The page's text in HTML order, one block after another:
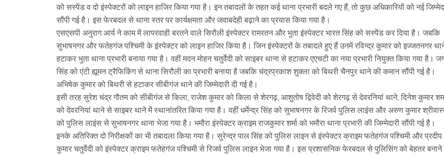
को सस्पेंड व दो इंस्पेक्टरों को लाइन हाजिर किया गया है। इन तबादलों के तहत कई थाना प्रभारी बदले गए हैं, तो कुछ अधिकारियों को नई
सौंपी गई है। इस फेरबदल से थाना स्तर पर कार्यक्षमता और जवाबदेही बढ़ाने का प्रयास किया गया है।
एसएसपी अनुराग आर्य ने काम में लापरवाही बरतने वाले सिरौली इंस्पेक्टर रामरतन और भुता इंस्पेक्टर भारत सिंह को सस्पेंड कर दिया है। जबकि
सुभाषनगर और फतेहगंज पश्चिमी के इंस्पेक्टर को लाइन हाजिर किया है। जिन इंस्पेक्टरों के तबादले हुए हैं उनमें रविन्द्र कुमार को इज्जतनगर
हटाकर भुता थाना प्रभारी बनाया गया है। वहीं मदन मोहन चतुर्वेदी को साइबर थाना से हटाकर एएचटी का नया प्रभारी नियुक्त किया गया है।
सिंह को एंटी ह्यूमन ट्रैफिकिंग से थाना सिरौली का प्रभारी बनाया है जबकि चंद्रप्रकाश शुक्ला को बिथरी चैनपुर थाने की कमान सौंपी गई है।
अभिषेक कुमार को बिथरी से हटाकर सीबीगंज थाने की जिम्मेदारी दी गई है।
इसी तरह सुरेश चंद्र गौतम को सीबीगंज से किला, राजेश कुमार को किला से शेरगढ़, आशुतोष द्विवेदी को शेरगढ़ से देवरनियां थाने, दिनेश कुमार
को देवरनियां थाने से साइबर थाने में स्थानांतरित किया गया है। वहीं धर्मेन्द्र सिंह को सुभाषनगर के रिजर्व पुलिस लाइंस और अरुण कुमार
को पुलिस लाइंस से सुभाषनगर थाना भेजा गया है। भमौरा इंस्पेक्टर क्राइम राजकुमार शर्मा को भमौरा थाना प्रभारी की जिम्मेदारी सौंपी गई है।
इनके अतिरिक्त दो निरीक्षकों का भी तबादला किया गया है। सुरेन्द्र पाल सिंह को पुलिस लाइन से इंस्पेक्टर क्राइम फतेहगंज पश्चिमी और प्रदीप
कुमार चतुर्वेदी को इंस्पेक्टर क्राइम फतेहगंज पश्चिमी से रिजर्व पुलिस लाइन भेजा गया है। इस प्रशासनिक फेरबदल से पुलिसिंग को बेहतर बनाने